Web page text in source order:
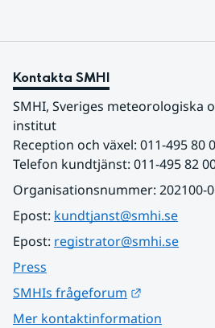
Kontakta SMHI
SMHI, Sveriges meteorologiska
institut
Reception och växel: 011-495 80
Telefon kundtjänst: 011-495 82
Organisationsnummer: 202100-
Epost: kundtjanst@smhi.se
Epost: registrator@smhi.se
Press
SMHIs frågeforum
Mer kontaktinformation